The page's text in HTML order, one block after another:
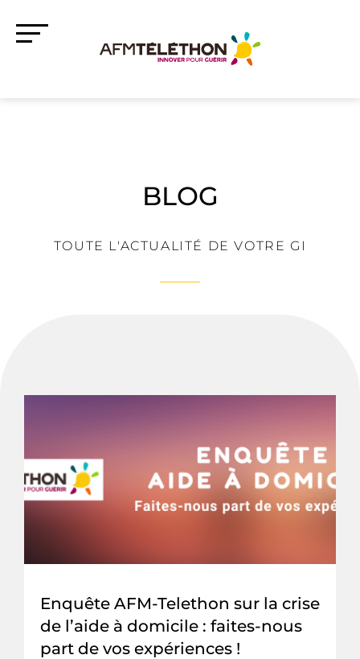
BLOG
TOUTE L'ACTUALITÉ DE VOTRE GI
Enquête AFM-Telethon sur la crise
de l’aide à domicile : faites-nous
part de vos expériences !